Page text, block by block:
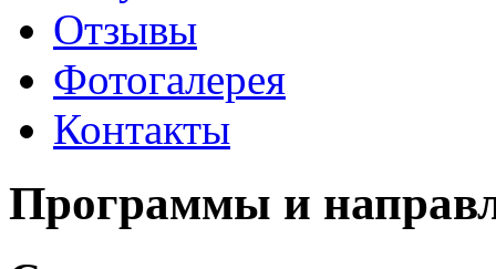
Отзывы
Фотогалерея
Контакты
Программы и